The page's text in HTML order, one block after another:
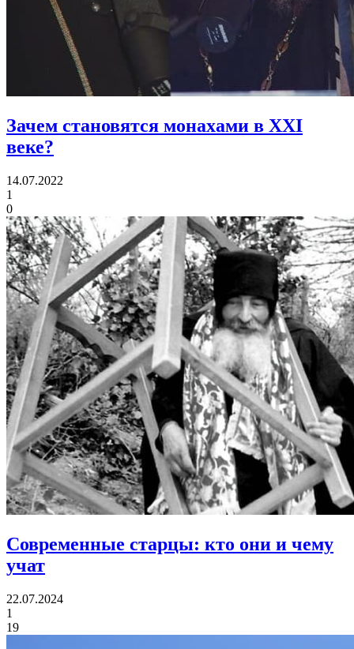
Зачем становятся монахами в XXI
веке?
14.07.2022
1
0
Современные старцы: кто они и чему
учат
22.07.2024
1
19